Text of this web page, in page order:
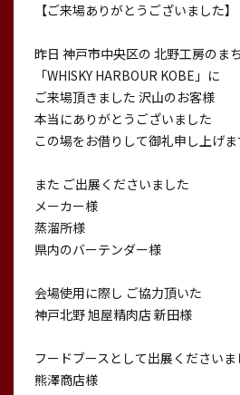
【ご来場ありがとうございました】
昨日 神戸市中央区の 北野工房のま
「WHISKY HARBOUR KOBE」に
ご来場頂きました 沢山のお客様
本当にありがとうございました
この場をお借りして御礼申し上げま
また ご出展くださいました
メーカー様
蒸溜所様
県内のバーテンダー様
会場使用に際し ご協力頂いた
神戸北野 旭屋精肉店 新田様
フードブースとして出展くださいま
熊澤商店様